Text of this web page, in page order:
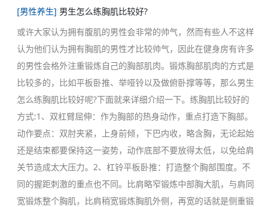
[男性养生] 男生怎么练胸肌比较好?
或许大家认为拥有腹肌的男性会非常的帅气，然而有些人不这样
认为他们认为拥有胸肌的男性才比较帅气，因此在健身房有许多
的男性会格外注重锻炼自己的胸部肌肉。锻炼胸部肌肉的方式是
比较多的，比如平板卧推、举哑铃以及做俯卧撑等等，那么男生
怎么练胸肌比较好呢?下面就来详细介绍一下。练胸肌比较好的
方式:1、双杠臂屈伸：作为胸部的热身动作，重点打造下胸部。
动作要点：双肘夹紧，上身前倾，下巴内收，略含胸，无论起始
还是结束都要保持这一姿势，动作底部不要放得太低，以免给肩
关节造成太大压力。2、杠铃平板卧推：打造整个胸部围度。不
同的握距刺激的重点也不同。比肩略窄锻炼中部胸大肌，与肩同
宽锻炼整个胸肌，比肩稍宽锻炼胸肌外侧，再宽的话就是侧重锻